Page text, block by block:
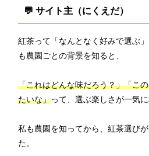
💬 サイト主（にくえだ）
紅茶って「なんとなく好みで選ぶ
も農園ごとの背景を知ると、
「これはどんな味だろう？」「こ
たいな」って、選ぶ楽しさが一気に
私も農園を知ってから、紅茶選び
た。